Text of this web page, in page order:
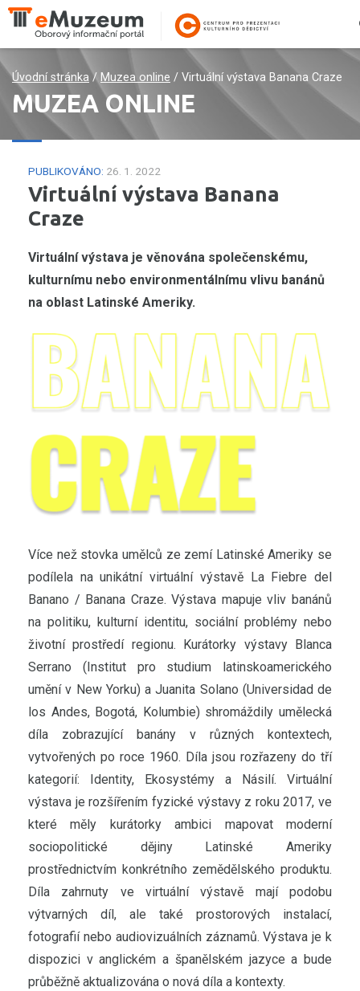
Úvodní stránka / Muzea online / Virtuální výstava Banana Craze
MUZEA ONLINE
PUBLIKOVÁNO: 26. 1. 2022
Virtuální výstava Banana
Craze
Virtuální výstava je věnována společenskému,
kulturnímu nebo environmentálnímu vlivu banánů
na oblast Latinské Ameriky.
Více než stovka umělců ze zemí Latinské Ameriky se
podílela na unikátní virtuální výstavě La Fiebre del
Banano / Banana Craze. Výstava mapuje vliv banánů
na politiku, kulturní identitu, sociální problémy nebo
životní prostředí regionu. Kurátorky výstavy Blanca
Serrano (Institut pro studium latinskoamerického
umění v New Yorku) a Juanita Solano (Universidad de
los Andes, Bogotá, Kolumbie) shromáždily umělecká
díla zobrazující banány v různých kontextech,
vytvořených po roce 1960. Díla jsou rozřazeny do tří
kategorií: Identity, Ekosystémy a Násilí. Virtuální
výstava je rozšířením fyzické výstavy z roku 2017, ve
které měly kurátorky ambici mapovat moderní
sociopolitické dějiny Latinské Ameriky
prostřednictvím konkrétního zemědělského produktu.
Díla zahrnuty ve virtuální výstavě mají podobu
výtvarných díl, ale také prostorových instalací,
fotografií nebo audiovizuálních záznamů. Výstava je k
dispozici v anglickém a španělském jazyce a bude
průběžně aktualizována o nová díla a kontexty.